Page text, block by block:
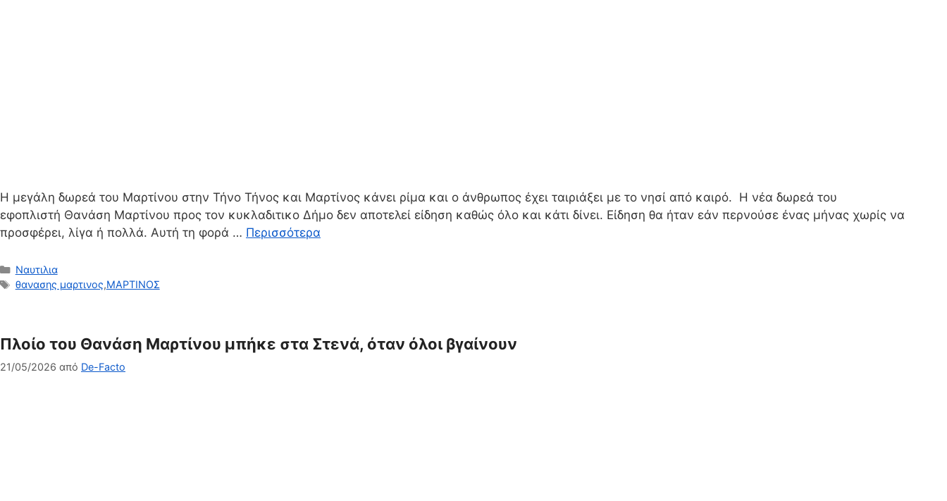
Η μεγάλη δωρεά του Μαρτίνου στην Τήνο Τήνος και Μαρτίνος κάνει ρίμα και ο άνθρωπος έχει ταιριάξει με το νησί από καιρό. Η νέα δωρεά του
εφοπλιστή Θανάση Μαρτίνου προς τον κυκλαδιτικο Δήμο δεν αποτελεί είδηση καθώς όλο και κάτι δίνει. Είδηση θα ήταν εάν περνούσε ένας μήνας χωρίς να
προσφέρει, λίγα ή πολλά. Αυτή τη φορά … Περισσότερα
Κατηγορίες
Ναυτιλια
Ετικέτες
θανασης μαρτινος,ΜΑΡΤΙΝΟΣ
Πλοίο του Θανάση Μαρτίνου μπήκε στα Στενά, όταν όλοι βγαίνουν
21/05/2026 από De-Facto